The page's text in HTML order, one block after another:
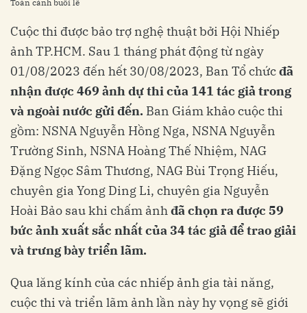
Toàn cảnh buổi lễ
Cuộc thi được bảo trợ nghệ thuật bởi Hội Nhiếp
ảnh TP.HCM. Sau 1 tháng phát động từ ngày
01/08/2023 đến hết 30/08/2023, Ban Tổ chứcđã
nhận được 469 ảnh dự thi của 141 tác giả trong
và ngoài nước gửi đến. Ban Giám khảo cuộc thi
gồm: NSNA Nguyễn Hồng Nga, NSNA Nguyễn
Trường Sinh, NSNA Hoàng Thế Nhiệm, NAG
Đặng Ngọc Sâm Thương, NAG Bùi Trọng Hiếu,
chuyên gia Yong Ding Li, chuyên gia Nguyễn
Hoài Bảo sau khi chấm ảnhđã chọn ra được 59
bức ảnh xuất sắc nhấtcủa 34 tác giảđể trao giải
và trưng bày triển lãm.
Qua lăng kính của các nhiếp ảnh gia tài năng,
cuộc thi và triển lãm ảnh lần này hy vọng sẽ giới